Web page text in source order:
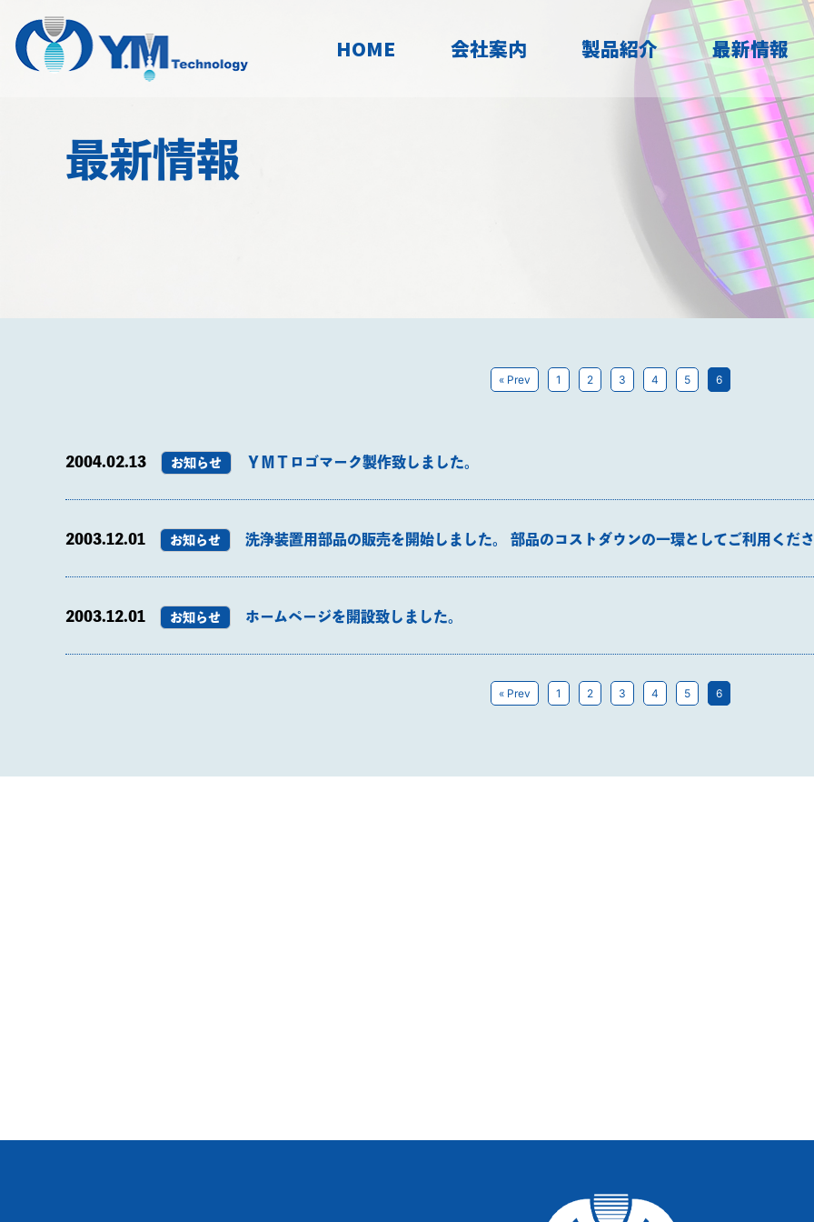
HOME 会社案内 製品紹介 最新情報
最新情報
« Prev 1 2 3 4 5 6
2004.02.13 お知らせ ＹＭＴロゴマーク製作致しました。
2003.12.01 お知らせ 洗浄装置用部品の販売を開始しました。 部品のコストダウンの一環としてご利用くだ
2003.12.01 お知らせ ホームページを開設致しました。
« Prev 1 2 3 4 5 6